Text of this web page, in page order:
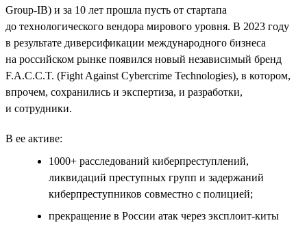
Group-IB) и за 10 лет прошла пусть от стартапа
до технологического вендора мирового уровня. В 2023 году
в результате диверсификации международного бизнеса
на российском рынке появился новый независимый бренд
F.A.C.C.T. (Fight Against Cybercrime Technologies), в котором,
впрочем, сохранились и экспертиза, и разработки,
и сотрудники.
В ее активе:
1000+ расследований киберпреступлений,
ликвидаций преступных групп и задержаний
киберпреступников совместно с полицией;
прекращение в России атак через эксплоит-киты